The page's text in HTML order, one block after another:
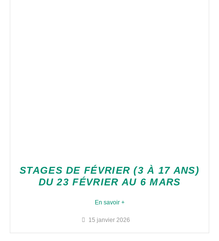
STAGES DE FÉVRIER (3 À 17 ANS)
DU 23 FÉVRIER AU 6 MARS
En savoir +
15 janvier 2026